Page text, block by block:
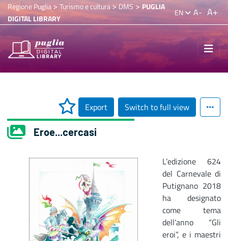
Regione Puglia> Turismo e cultura>DMS > PUGLIA
DIGITAL LIBRARY
EN A- A+
Export Switch to full view
Eroe...cercasi
L’edizione 624
del Carnevale di
Putignano 2018
ha designato
come tema
dell’anno “Gli
eroi”, e i maestri